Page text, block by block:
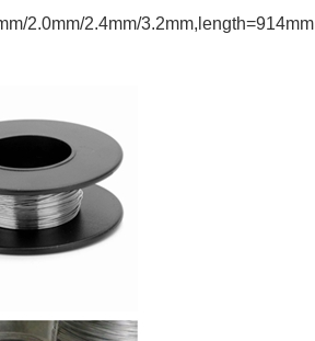
2.0mm/2.4mm/3.2mm,length=914mm